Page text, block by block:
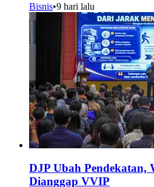
Bisnis•9 hari lalu
DJP Ubah
Dianggap VVIP